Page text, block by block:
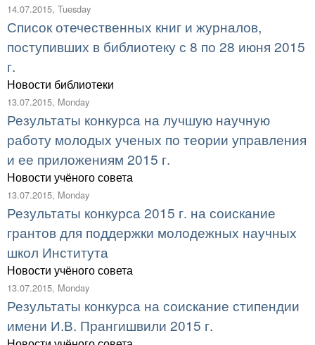
14.07.2015, Tuesday
Список отечественных книг и журналов,
поступивших в библиотеку с 8 по 28 июня 2015
г.
Новости библиотеки
13.07.2015, Monday
Результаты конкурса на лучшую научную
работу молодых ученых по теории управления
и ее приложениям 2015 г.
Новости учёного совета
13.07.2015, Monday
Результаты конкурса 2015 г. на соискание
грантов для поддержки молодежных научных
школ Института
Новости учёного совета
13.07.2015, Monday
Результаты конкурса на соискание стипендии
имени И.В. Прангишвили 2015 г.